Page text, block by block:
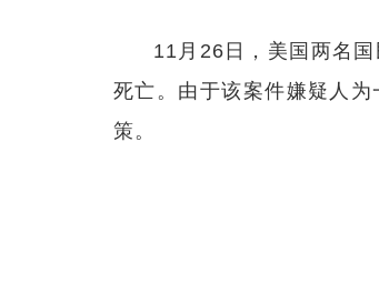
11月26日，美国两名
死亡。由于该案件嫌疑人
策。